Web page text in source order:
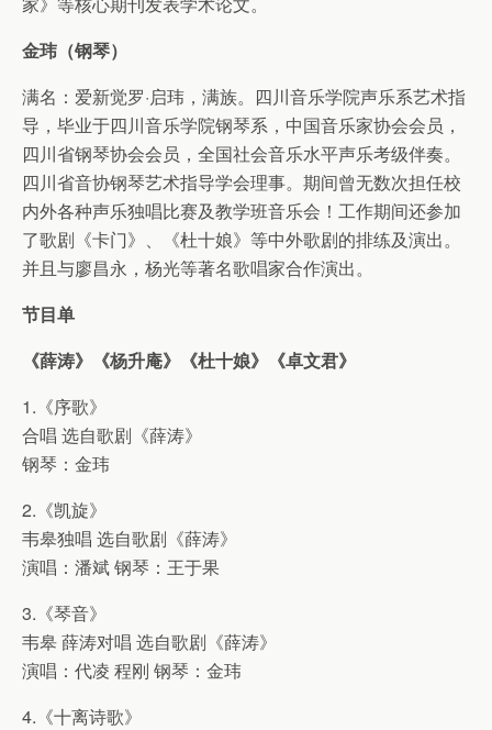
金玮（钢琴）
满名：爱新觉罗·启玮，满族。四川音乐学院声乐系艺术指
导，毕业于四川音乐学院钢琴系，中国音乐家协会会员，
四川省钢琴协会会员，全国社会音乐水平声乐考级伴奏。
四川省音协钢琴艺术指导学会理事。期间曾无数次担任校
内外各种声乐独唱比赛及教学班音乐会！工作期间还参加
了歌剧《卡门》、《杜十娘》等中外歌剧的排练及演出。
并且与廖昌永，杨光等著名歌唱家合作演出。
节目单
《薛涛》《杨升庵》《杜十娘》《卓文君》
1.《序歌》
合唱 选自歌剧《薛涛》
钢琴：金玮
2.《凯旋》
韦皋独唱 选自歌剧《薛涛》
演唱：潘斌 钢琴：王于果
3.《琴音》
韦皋 薛涛对唱 选自歌剧《薛涛》
演唱：代凌 程刚 钢琴：金玮
4.《十离诗歌》